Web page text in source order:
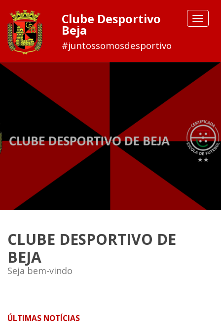
Toggle
Clube Desportivo
Beja
#juntossomosdesportivo
CLUBE DESPORTIVO DE
BEJA
Seja bem-vindo
ÚLTIMAS NOTÍCIAS